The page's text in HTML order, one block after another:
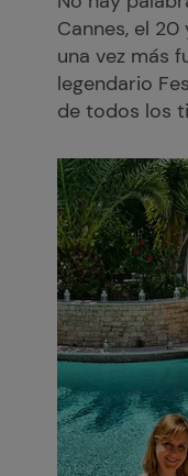
Cannes, el
una vez más
legendario
de todos los